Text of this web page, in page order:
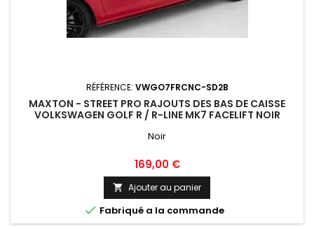
RÉFÉRENCE: VWGO7FRCNC-SD2B
MAXTON - STREET PRO RAJOUTS DES BAS DE CAISSE
VOLKSWAGEN GOLF R / R-LINE MK7 FACELIFT NOIR
Noir
Prix
169,00 €
 Ajouter au panier
 Fabriqué a la commande